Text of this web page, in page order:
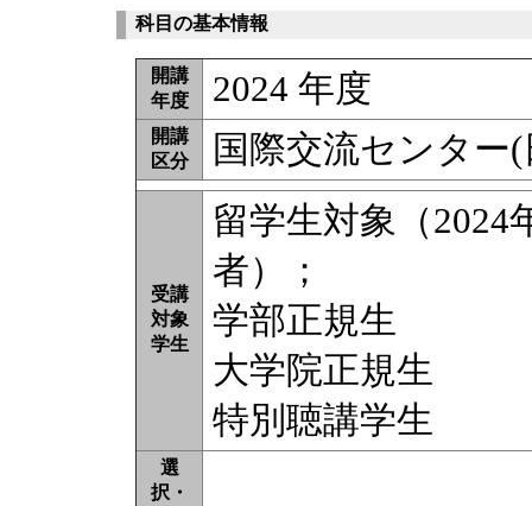
科目の基本情報
開講
年度
2024 年度
開講
区分
国際交流センター
受講
対象
学生
留学生対象（2024
者）；
学部正規生
大学院正規生
特別聴講学生
選
択・